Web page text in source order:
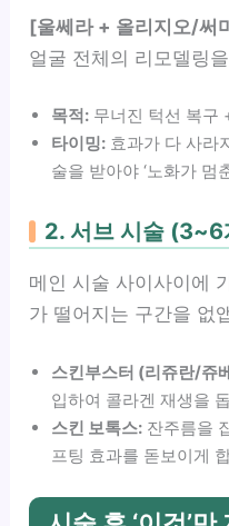
[울쎄라 + 올리지오/써
얼굴 전체의 리모델링
목적: 무너진 턱선 복구
타이밍: 효과가 다 사라
술을 받아야 ‘노화가 멈
2. 서브 시술 (3~6
메인 시술 사이사이에
가 떨어지는 구간을 없
스킨부스터 (리쥬란/쥬
입하여 콜라겐 재생을
스킨 보톡스: 잔주름을
프팅 효과를 돋보이게